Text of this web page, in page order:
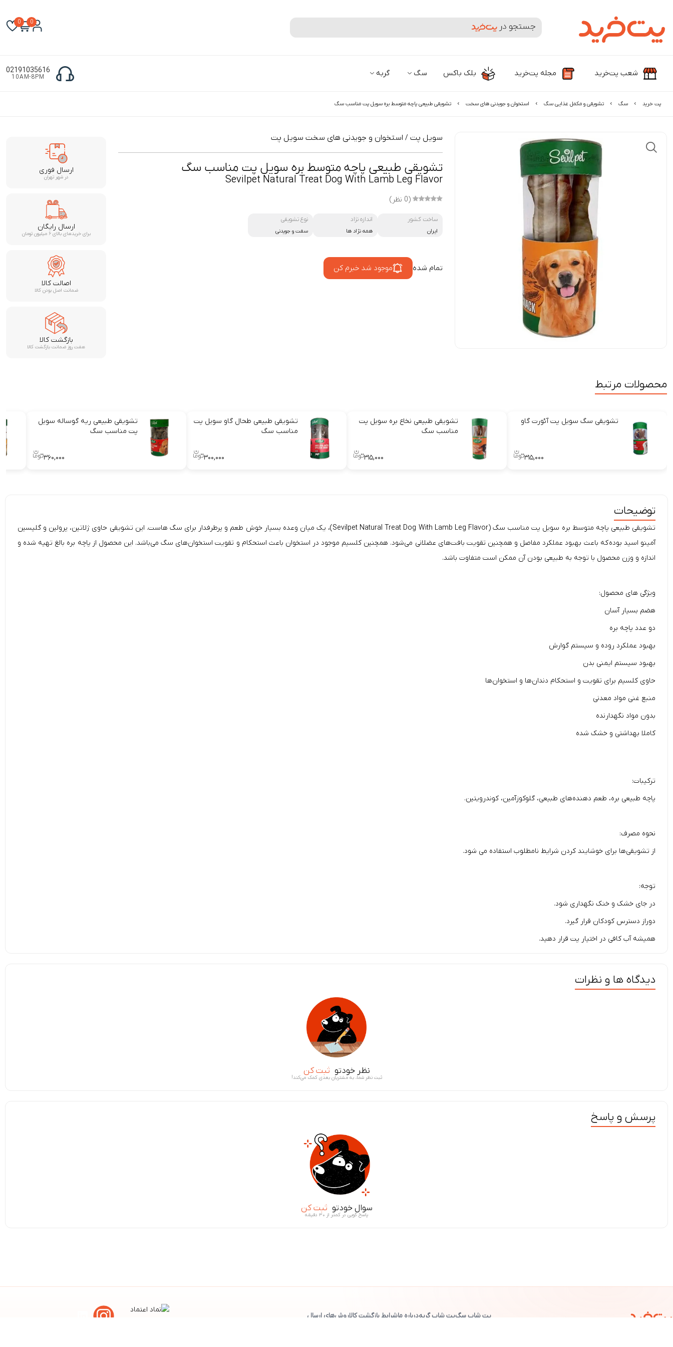
جستجوی محصولات و برندها
0
0
شعب پت‌خرید مجله پت‌خرید بلک باکس سگ گربه 02191035616
10AM-8PM
پت خرید سگ تشویقی و مکمل غذایی سگ استخوان و جویدنی های سخت تشویقی طبیعی پاچه متوسط بره سویل پت مناسب سگ
سویل پت / استخوان و جویدنی های سخت سویل پت
تشویقی طبیعی پاچه متوسط بره سویل پت مناسب سگ
Sevilpet Natural Treat Dog With Lamb Leg Flavor
(0 نظر)
ساخت کشور
ایران
اندازه نژاد
همه نژاد ها
نوع تشویقی
سفت و جویدنی
تمام شده موجود شد خبرم کن
ارسال فوری
در شهر تهران
ارسال رایگان
برای خریدهای بالای ۶ میلیون تومان
اصالت کالا
ضمانت اصل بودن کالا
بازگشت کالا
هفت روز ضمانت بازگشت کالا
محصولات مرتبط
تشویقی سگ سویل پت آئورت گاو
۳۱۵,۰۰۰
تشویقی طبیعی نخاع بره سویل پت
مناسب سگ
۳۱۵,۰۰۰
تشویقی طبیعی طحال گاو سویل پت
مناسب سگ
۳۰۰,۰۰۰
تشویقی طبیعی ریه گوساله سویل
پت مناسب سگ
۳۶۰,۰۰۰
توضیحات
تشویقی طبیعی پاچه متوسط بره سویل پت مناسب سگ (Sevilpet Natural Treat Dog With Lamb Leg Flavor)، یک میان وعده بسیار خوش طعم و پرطرفدار برای سگ هاست. این تشویقی حاوی ژلاتین، پرولین و گلیسین
آمینو اسید بوده که باعث بهبود عملکرد مفاصل و همچنین تقویت بافت‌های عضلانی می‌شود. همچنین کلسیم موجود در استخوان باعث استحکام و تقویت استخوان‌های سگ می‌باشد. این محصول از پاچه بره بالغ تهیه شده و
اندازه و وزن محصول با توجه به طبیعی بودن آن ممکن است متفاوت باشد.
ویژگی های محصول:
هضم بسیار آسان
دو عدد پاچه بره
بهبود عملکرد روده و سیستم گوارش
بهبود سیستم ایمنی بدن
حاوی کلسیم برای تقویت و استحکام دندان‌ها و استخوان‌ها
منبع غنی مواد معدنی
بدون مواد نگهدارنده
کاملا بهداشتی و خشک شده
ترکیبات:
پاچه طبیعی بره، طعم دهنده‌های طبیعی، گلوکوزآمین، کوندرویتین.
نحوه مصرف:
از تشویقی‌ها برای خوشایند کردن شرایط نامطلوب استفاده می شود.
توجه:
در جای خشک و خنک نگهداری شود.
دوراز دسترس کودکان قرار گیرد.
همیشه آب کافی در اختیار پت قرار دهید.
دیدگاه ها و نظرات
نظر خودتو ثبت کن
ثبت نظر شما، به مشتریان بعدی کمک می‌کند!
پرسش و پاسخ
سوال خودتو ثبت کن
پاسخ گویی در کمتر از ۳۰ دقیقه
پت شاپ سگپت شاپ گربهدرباره ماشرایط بازگشت کالاروش‌های ارسال